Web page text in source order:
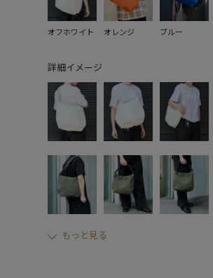
オフホワイト オレンジ ブルー
詳細イメージ
もっと見る